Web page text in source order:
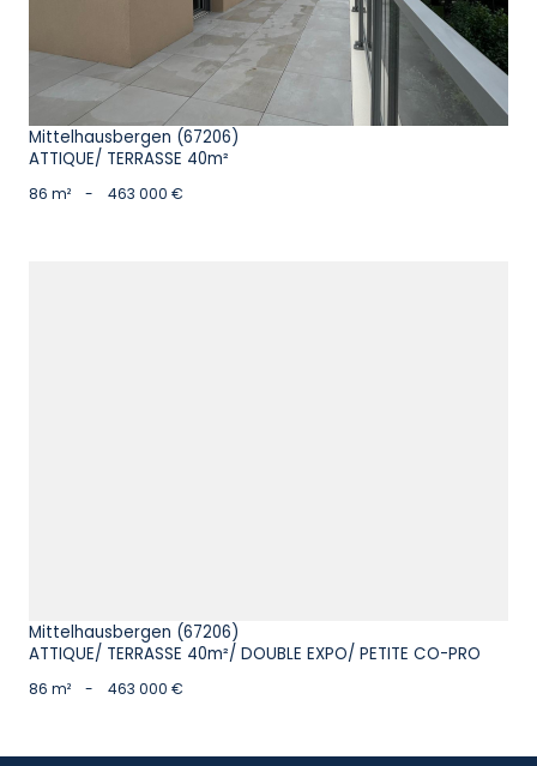
Mittelhausbergen (67206)
ATTIQUE/ TERRASSE 40m²
86 m² - 463 000 €
Mittelhausbergen (67206)
ATTIQUE/ TERRASSE 40m²/ DOUBLE EXPO/ PETITE CO-PRO
86 m² - 463 000 €